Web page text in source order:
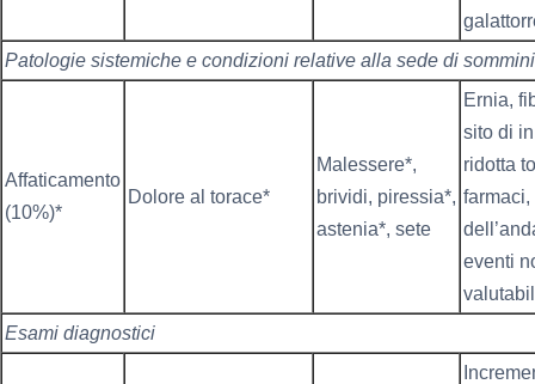
Patologie sistemiche e condizioni relative alla sede di
Affaticamento
(10%)*
Dolore al torace*
Malessere*,
brividi, piressia*,
astenia*, sete
Ernia,
sito di
ridotta
eventi
Esami diagnostici